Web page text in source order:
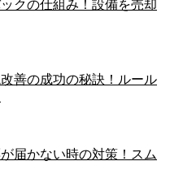
クの仕組み！設備を売却
善の成功の秘訣！ルール
届かない時の対策！スム